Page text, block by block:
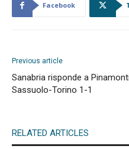
Facebook
Previous article
Sanabria risponde a
Sassuolo-Torino 1-1
RELATED ARTICLES